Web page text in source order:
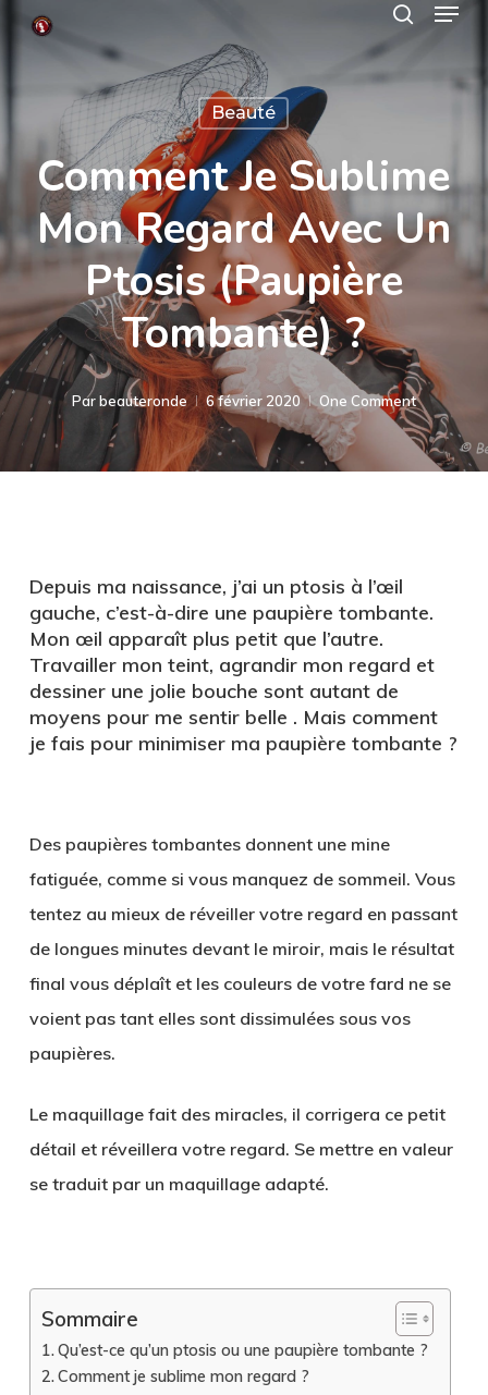
Skip
content
Beauté
Comment Je Sublime
Mon Regard Avec Un
Ptosis (paupière
Tombante) ?
Parbeauteronde 6 février 2020 One Comment
Depuis ma naissance, j’ai un ptosis à l’œil
gauche, c’est-à-dire une paupière tombante.
Mon œil apparaît plus petit que l’autre.
Travailler mon teint, agrandir mon regard et
dessiner une jolie bouche sont autant de
moyens pour me sentir belle . Mais comment
je fais pour minimiser ma paupière tombante ?
Des paupières tombantes donnent une mine
fatiguée, comme si vous manquez de sommeil. Vous
tentez au mieux de réveiller votre regard en passant
de longues minutes devant le miroir, mais le résultat
final vous déplaît et les couleurs de votre fard ne se
voient pas tant elles sont dissimulées sous vos
paupières.
Le maquillage fait des miracles, il corrigera ce petit
détail et réveillera votre regard. Se mettre en valeur
se traduit par un maquillage adapté.
Sommaire
Qu’est-ce qu’un ptosis ou une paupière tombante ?
Comment je sublime mon regard ?